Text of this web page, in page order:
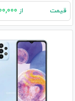
قیمت از